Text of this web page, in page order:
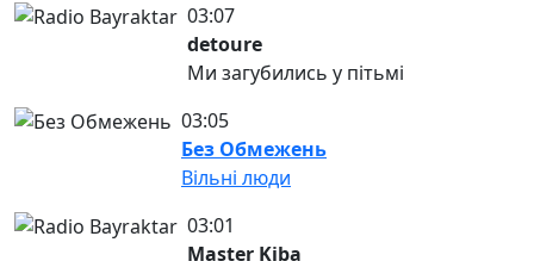
03:07
detoure
Ми загубились у пітьмі
03:05
Без Обмежень
Вільні люди
03:01
Master Kiba